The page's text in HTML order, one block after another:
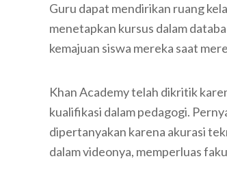
Guru dapat mendirikan ruang
menetapkan kursus dalam
kemajuan siswa mereka saat
Khan Academy telah dikritik
kualifikasi dalam pedagogi.
dipertanyakan karena akurasi
dalam videonya, memperluas